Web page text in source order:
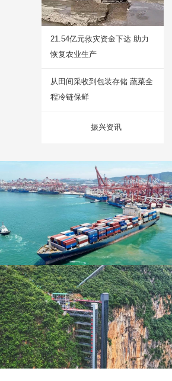
21.54亿元救灾资金下达 助力
恢复农业生产
从田间采收到包装存储 蔬菜全
程冷链保鲜
振兴资讯
青岛港今年新辟16条国际航线
8月5日，“科伦坡”轮缓缓驶离山东港口青岛港前湾联